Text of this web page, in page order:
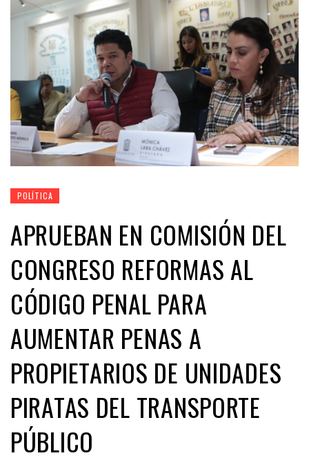
POLÍTICA
APRUEBAN EN COMISIÓN DEL
CONGRESO REFORMAS AL
CÓDIGO PENAL PARA
AUMENTAR PENAS A
PROPIETARIOS DE UNIDADES
PIRATAS DEL TRANSPORTE
PÚBLICO